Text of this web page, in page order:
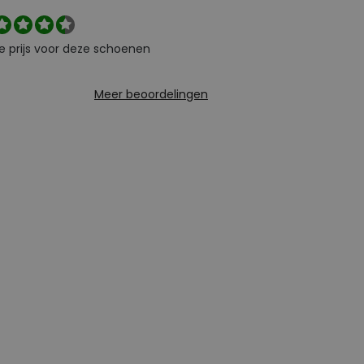
prijs voor deze schoenen
Meer beoordelingen